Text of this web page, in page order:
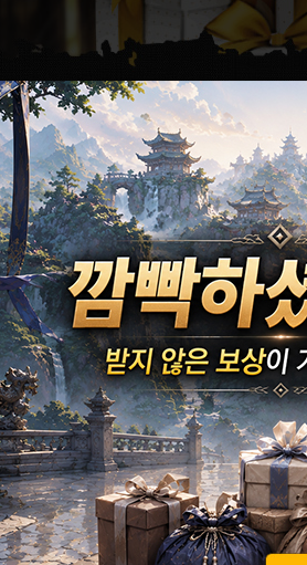
픈 안내 [ 2026-01-23 ]
[ 2026-08-06 ]
[ 2026-08-03 ]
내 (점검 완료) [ 2026-07-23 ]
점검 안내 [ 2026-03-09 ]